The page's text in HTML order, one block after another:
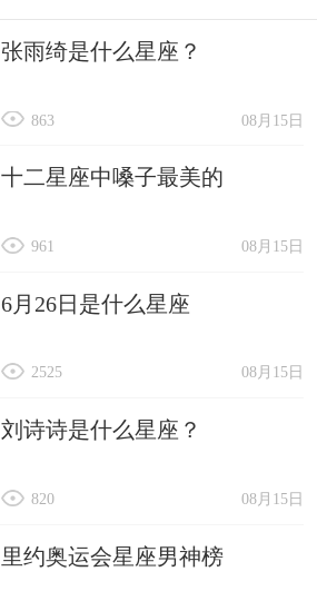
张雨绮是什么星座？
08月15日
863
十二星座中嗓子最美的
08月15日
961
6月26日是什么星座
08月15日
2525
刘诗诗是什么星座？
08月15日
820
里约奥运会星座男神榜